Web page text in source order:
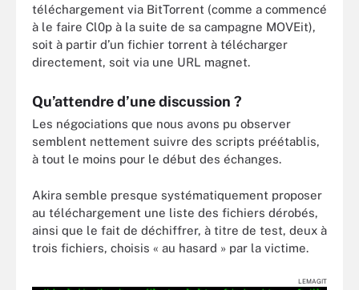
téléchargement via BitTorrent (comme a commencé
à le faire Cl0p à la suite de sa campagne MOVEit),
soit à partir d’un fichier torrent à télécharger
directement, soit via une URL magnet.
Qu’attendre d’une discussion ?
Les négociations que nous avons pu observer
semblent nettement suivre des scripts préétablis,
à tout le moins pour le début des échanges.
Akira semble presque systématiquement proposer
au téléchargement une liste des fichiers dérobés,
ainsi que le fait de déchiffrer, à titre de test, deux à
trois fichiers, choisis « au hasard » par la victime.
LEMAGIT